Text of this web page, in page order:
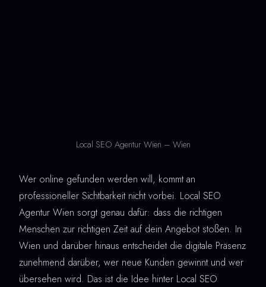
Local SEO Agentur Wien – Wien
Wer online gefunden werden will, kommt an
professioneller Sichtbarkeit nicht vorbei. Local SEO
Agentur Wien sorgt genau dafür: dass die richtigen
Menschen zur richtigen Zeit auf dein Angebot stoßen. In
Wien und darüber hinaus entscheidet die digitale Präsenz
zunehmend darüber, wer neue Kunden gewinnt und wer
übersehen wird. Das ist die Idee hinter Local SEO